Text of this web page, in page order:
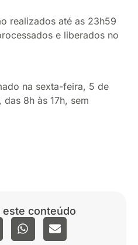
realizados até as 23h59
e liberados no
na sexta-feira, 5 de
8h às 17h, sem
este conteúdo